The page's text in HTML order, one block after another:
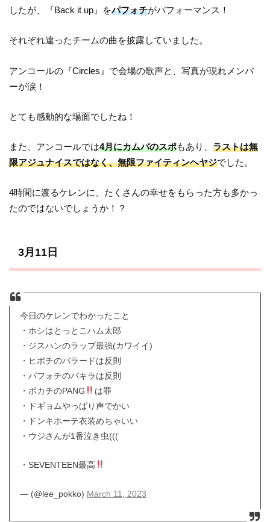
したが、『Back it up』をパフォチがパフォーマンス！
それぞれ違ったチームの曲を披露していました。
アンコールの『Circles』で会場の歌声と、写真が現れメンバ
ーが涙！
とても感動的な場面でしたね！
また、アンコールでは4月にカムバのスポもあり、ラストは無
限アジュナイスではなく、無限ファイティンヘヤジでした。
4時間に渡るケレンに、たくさんの幸せをもらった方も多かっ
たのではないでしょうか！？
3月11日
今日のケレンでわかったこと
・ホシはとっとこハム太郎
・ジスハンのラップ最強(カワイイ)
・ヒポチのバラードは反則
・パフォチのバキラは反則
・ボカチのPANG
は罪
・ドギョムやっぱり声でかい
・ドンキホーテ衣装めちゃいい
・ウジさんが1番泣き虫(((
・SEVENTEEN最高
— (@lee_pokko) March 11, 2023